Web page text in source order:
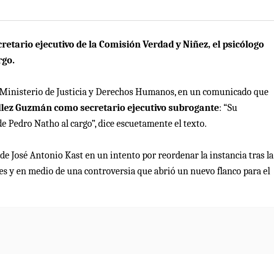
ejecutivo de la Comisión Verdad y Niñez, el psicólogo
de Justicia y Derechos Humanos, en un comunicado que
Guzmán como secretario ejecutivo subrogante: “Su
Natho al cargo”, dice escuetamente el texto.
José Antonio Kast en un intento por reordenar la instancia tras la
y en medio de una controversia que abrió un nuevo flanco para el